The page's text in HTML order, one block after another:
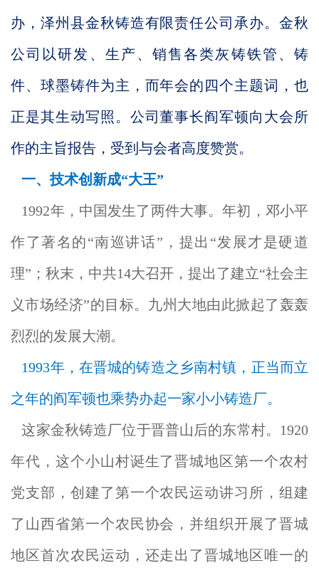
办，泽州县金秋铸造有限责任公司承办。金秋
公司以研发、生产、销售各类灰铸铁管、铸
件、球墨铸件为主，而年会的四个主题词，也
正是其生动写照。公司董事长阎军顿向大会所
作的主旨报告，受到与会者高度赞赏。
一、技术创新成“大王”
1992年，中国发生了两件大事。年初，邓小平
作了著名的“南巡讲话”，提出“发展才是硬道
理”；秋末，中共14大召开，提出了建立“社会主
义市场经济”的目标。九州大地由此掀起了轰轰
烈烈的发展大潮。
1993年，在晋城的铸造之乡南村镇，正当而立
之年的阎军顿也乘势办起一家小小铸造厂。
这家金秋铸造厂位于晋普山后的东常村。1920
年代，这个小山村诞生了晋城地区第一个农村
党支部，创建了第一个农民运动讲习所，组建
了山西省第一个农民协会，并组织开展了晋城
地区首次农民运动，还走出了晋城地区唯一的